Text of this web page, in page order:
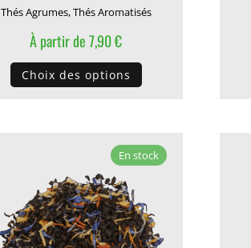
Thés Agrumes,Thés Aromatisés
À partir de7,90€
Choix des options
Ce
produit
variations.
Les
peuvent
être
En stock